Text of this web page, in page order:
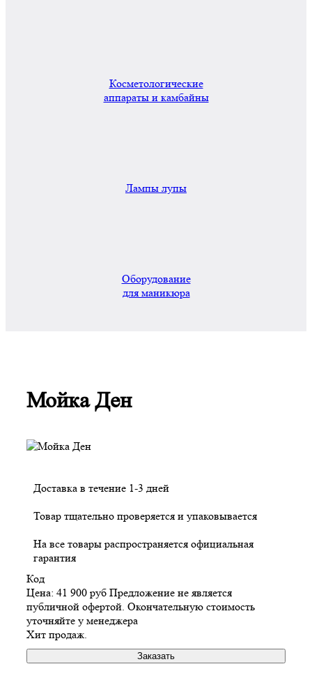
Косметологические
аппараты и камбайны
Лампы лупы
Оборудование
для маникюра
Мойка Ден
Доставка в течение 1-3 дней
Товар тщательно проверяется и упаковывается
На все товары распространяется официальная
гарантия
Код
Цена: 41 900 руб Предложение не является
публичной офертой. Окончательную стоимость
уточняйте у менеджера
Хит продаж.